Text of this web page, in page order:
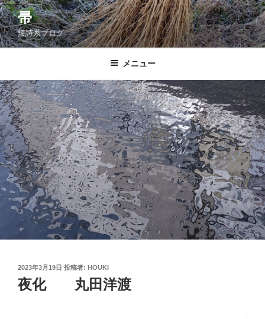
コ
ン
テ
ン
ス
キ
ッ
プ
帚
短詩系ブログ
メニュー
投
稿
日:
2023年3月19日 投稿者: HOUKI
夜化 丸田洋渡